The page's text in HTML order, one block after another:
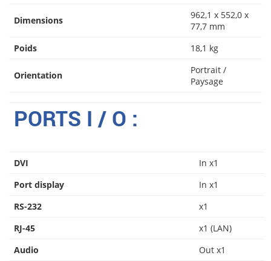
Dimensions
962,1 x 552,0 x
77,7 mm
Poids
18,1 kg
Orientation
Portrait /
Paysage
PORTS I / O :
DVI
In x1
Port display
In x1
RS-232
x1
RJ-45
x1 (LAN)
Audio
Out x1